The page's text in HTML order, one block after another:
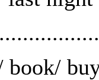
book/